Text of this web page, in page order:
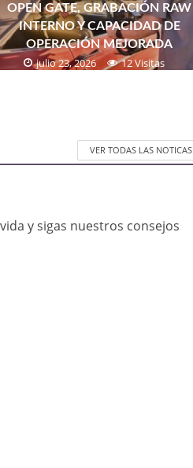
OPEN GATE, GRABACIÓN RAW
INTERNO Y CAPACIDAD DE
OPERACIÓN MEJORADA
julio 23, 2026 12 Visitas
VER TODAS LAS NOTICAS
y sigas nuestros consejos